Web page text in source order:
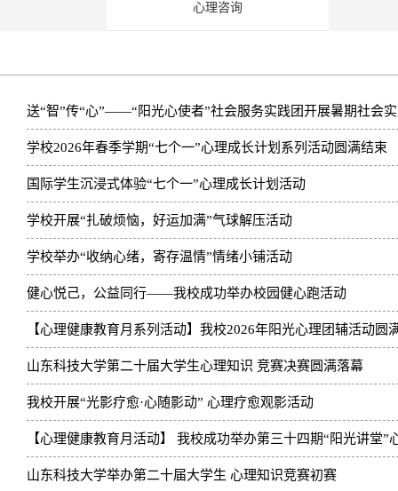
心理咨询
送“智”传“心”——“阳光心使者”社会服务实践团开展暑期社会
学校2026年春季学期“七个一”心理成长计划系列活动圆满结束
国际学生沉浸式体验“七个一”心理成长计划活动
学校开展“扎破烦恼，好运加满”气球解压活动
学校举办“收纳心绪，寄存温情”情绪小铺活动
健心悦己，公益同行——我校成功举办校园健心跑活动
【心理健康教育月系列活动】我校2026年阳光心理团辅活动圆
山东科技大学第二十届大学生心理知识 竞赛决赛圆满落幕
我校开展“光影疗愈·心随影动” 心理疗愈观影活动
【心理健康教育月活动】 我校成功举办第三十四期“阳光讲堂”
山东科技大学举办第二十届大学生 心理知识竞赛初赛